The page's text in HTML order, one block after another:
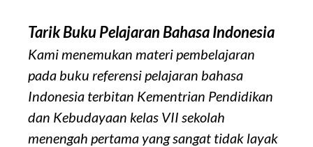
Tarik Buku Pelajaran Bahasa Indonesia
Kami menemukan materi pembelajaran
pada buku referensi pelajaran bahasa
Indonesia terbitan Kementrian Pendidikan
dan Kebudayaan kelas VII sekolah
menengah pertama yang sangat tidak layak